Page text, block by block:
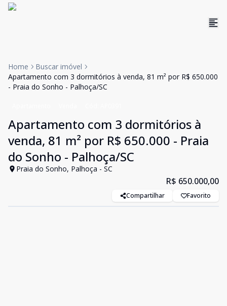
Home
Buscar imóvel
Apartamento com 3 dormitórios à venda, 81 m² por R$ 650.000
- Praia do Sonho - Palhoça/SC
Apartamento com 3 dormitórios à
venda, 81 m² por R$ 650.000 - Praia
do Sonho - Palhoça/SC
Praia do Sonho, Palhoça - SC
R$ 650.000,00
Compartilhar Favorito